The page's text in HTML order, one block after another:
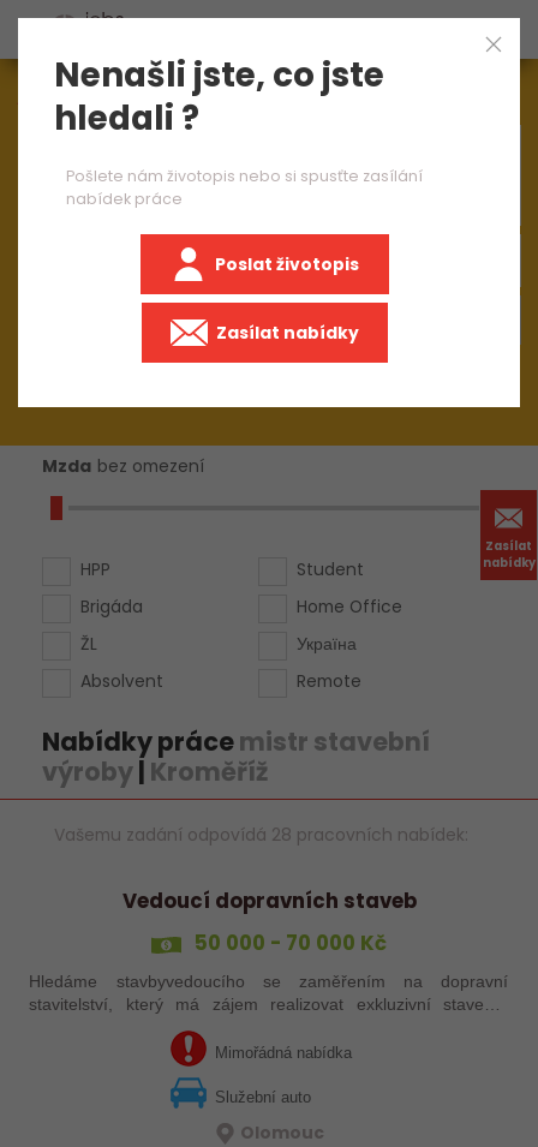
Zasílat
nabídky
Aktuálně1544nabídek práce
Mzda bez omezení
HPP
Brigáda
ŽL
Absolvent
Student
Home Office
Україна
Remote
Nabídky prácemistr stavební
výroby| Kroměříž
Vašemu zadání odpovídá 28 pracovních nabídek:
Vedoucí dopravních staveb
50 000 - 70 000 Kč
Hledáme stavbyvedoucího se zaměřením na dopravní
stavitelství, který má zájem realizovat exkluzivní stavební
projekty v Olomouckém kraji.
Mimořádná nabídka
Služební auto
Olomouc
Nenašli jste, co jste
hledali ?
Pošlete nám životopis nebo si spusťte zasílání
nabídek práce
Poslat životopis
Zasílat nabídky